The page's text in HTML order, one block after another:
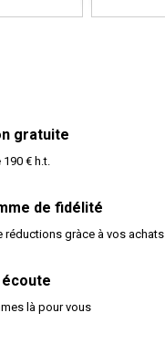
gratuite
€ h.t.
de fidélité
réductions gràce à vos achats
là pour vous